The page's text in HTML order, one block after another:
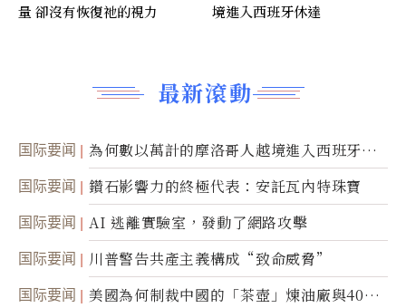
最新滾動
国际要闻
為何數以萬計的摩洛哥人越境進入西班牙休
達
国际要闻 鑽石影響力的終極代表：安託瓦內特珠寶
国际要闻 AI 逃離實驗室，發動了網路攻擊
国际要闻 川普警告共產主義構成“致命威脅”
国际要闻
美國為何制裁中國的「茶壺」煉油廠與40家
量 卻沒有恢復祂的視力
境進入西班牙休達